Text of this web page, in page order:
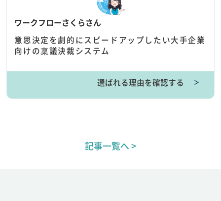
ワークフローさくらさん
意思決定を劇的にスピードアップしたい大手企業
向けの稟議決裁システム
選ばれる理由を確認する ＞
記事一覧へ >